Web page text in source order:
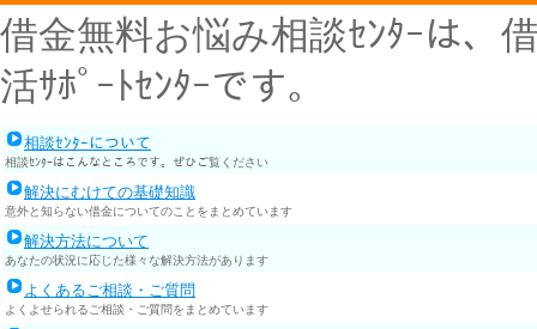
借金無料お悩み相談ｾﾝﾀｰは、
活ｻﾎﾟｰﾄｾﾝﾀｰです。
相談ｾﾝﾀｰについて
相談ｾﾝﾀｰはこんなところです。ぜひご覧ください
解決にむけての基礎知識
意外と知らない借金についてのことをまとめています
解決方法について
あなたの状況に応じた様々な解決方法があります
よくあるご相談・ご質問
よくよせられるご相談・ご質問をまとめています